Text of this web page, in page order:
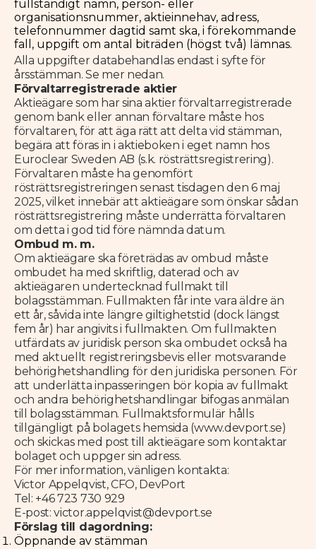
fullständigt namn, person- eller
organisationsnummer, aktieinnehav, adress,
telefonnummer dagtid samt ska, i förekommande
fall, uppgift om antal biträden (högst två) lämnas.
Alla uppgifter databehandlas endast i syfte för
årsstämman. Se mer nedan.
Förvaltarregistrerade aktier
Aktieägare som har sina aktier förvaltarregistrerade
genom bank eller annan förvaltare måste hos
förvaltaren, för att äga rätt att delta vid stämman,
begära att föras in i aktieboken i eget namn hos
Euroclear Sweden AB (s.k. rösträttsregistrering).
Förvaltaren måste ha genomfört
rösträttsregistreringen senast tisdagen den 6 maj
2025, vilket innebär att aktieägare som önskar sådan
rösträttsregistrering måste underrätta förvaltaren
om detta i god tid före nämnda datum.
Ombud m. m.
Om aktieägare ska företrädas av ombud måste
ombudet ha med skriftlig, daterad och av
aktieägaren undertecknad fullmakt till
bolagsstämman. Fullmakten får inte vara äldre än
ett år, såvida inte längre giltighetstid (dock längst
fem år) har angivits i fullmakten. Om fullmakten
utfärdats av juridisk person ska ombudet också ha
med aktuellt registreringsbevis eller motsvarande
behörighetshandling för den juridiska personen. För
att underlätta inpasseringen bör kopia av fullmakt
och andra behörighetshandlingar bifogas anmälan
till bolagsstämman. Fullmaktsformulär hålls
tillgängligt på bolagets hemsida (www.devport.se)
och skickas med post till aktieägare som kontaktar
bolaget och uppger sin adress.
För mer information, vänligen kontakta:
Victor Appelqvist, CFO, DevPort
Tel: +46 723 730 929
E-post: victor.appelqvist@devport.se
Förslag till dagordning:
Öppnande av stämman